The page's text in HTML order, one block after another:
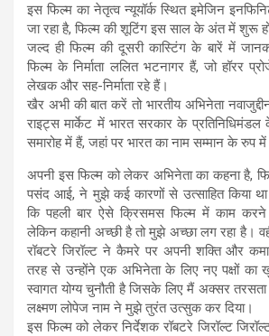
इस फिल्म का नेतृत्व न्यूयॉर्क स्थित इमेजिन
जा रहा है, फिल्म की शूटिंग इस साल के अंत में शुरू
जल्द ही फिल्म की दूसरी कास्टिंग के बारें में
फिल्म के निर्माता ललित भटनागर हैं, जो हॉरर
लेखक और सह-निर्माता रहे हैं।
खैर अभी की बात करें तो भारतीय अभिनेता
राइट्स मार्केट में भारत सरकार के
समारोह में हैं, जहां पर भारत का नाम सम्मान के रुप
अपनी इस फिल्म को लेकर अभिनेता का कहना है,
पसंद आई, ने मुझे कई कारणों से उत्साहित किया
कि पहली बार ऐसे क्रिसमस फिल्म में काम करने
लेकिन कहानी अच्छी है तो मुझे अच्छा लग रहा है।
रॉबटरे जिरॉल्ट ने कैमरे पर अपनी शक्ति और
तरह से उन्होंने एक अभिनेता के लिए नए पक्षों का
स्वागत योग्य चुनौती है जिसके लिए मैं अक्सर
लक्ष्मण लोपेज नाम ने मुझे तुरंत उत्सुक कर दिया।
इस फिल्म को लेकर निर्देशक रॉबटरे जिरॉल्ट